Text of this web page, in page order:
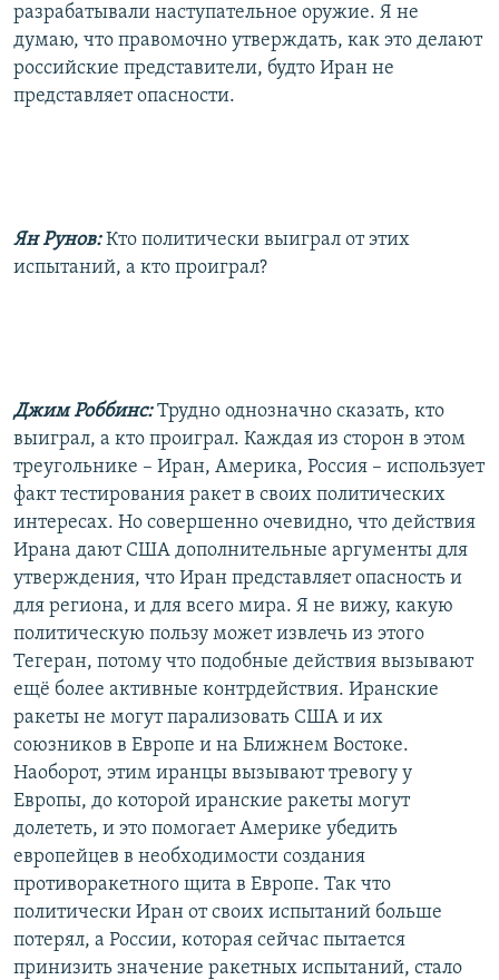
разрабатывали наступательное оружие. Я не
думаю, что правомочно утверждать, как это делают
российские представители, будто Иран не
представляет опасности.
Ян Рунов:Кто политически выиграл от этих
испытаний, а кто проиграл?
Джим Роббинс:Трудно однозначно сказать, кто
выиграл, а кто проиграл. Каждая из сторон в этом
треугольнике – Иран, Америка, Россия – использует
факт тестирования ракет в своих политических
интересах. Но совершенно очевидно, что действия
Ирана дают США дополнительные аргументы для
утверждения, что Иран представляет опасность и
для региона, и для всего мира. Я не вижу, какую
политическую пользу может извлечь из этого
Тегеран, потому что подобные действия вызывают
ещё более активные контрдействия. Иранские
ракеты не могут парализовать США и их
союзников в Европе и на Ближнем Востоке.
Наоборот, этим иранцы вызывают тревогу у
Европы, до которой иранские ракеты могут
долететь, и это помогает Америке убедить
европейцев в необходимости создания
противоракетного щита в Европе. Так что
политически Иран от своих испытаний больше
потерял, а России, которая сейчас пытается
принизить значение ракетных испытаний, стало